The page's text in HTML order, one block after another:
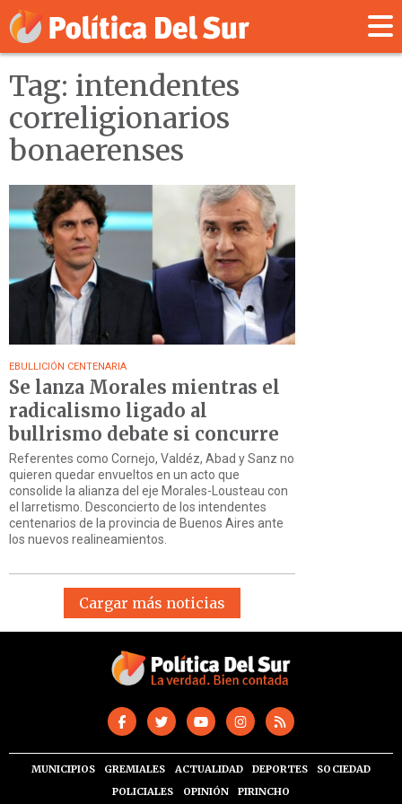
Tag: intendentes
correligionarios
bonaerenses
EBULLICIÓN CENTENARIA
Se lanza Morales mientras el
radicalismo ligado al
bullrismo debate si concurre
Referentes como Cornejo, Valdéz, Abad y Sanz no
quieren quedar envueltos en un acto que
consolide la alianza del eje Morales-Lousteau con
el larretismo. Desconcierto de los intendentes
centenarios de la provincia de Buenos Aires ante
los nuevos realineamientos.
Cargar más noticias
MUNICIPIOS GREMIALES ACTUALIDAD DEPORTES
SOCIEDAD
POLICIALES
OPINIÓN PIRINCHO